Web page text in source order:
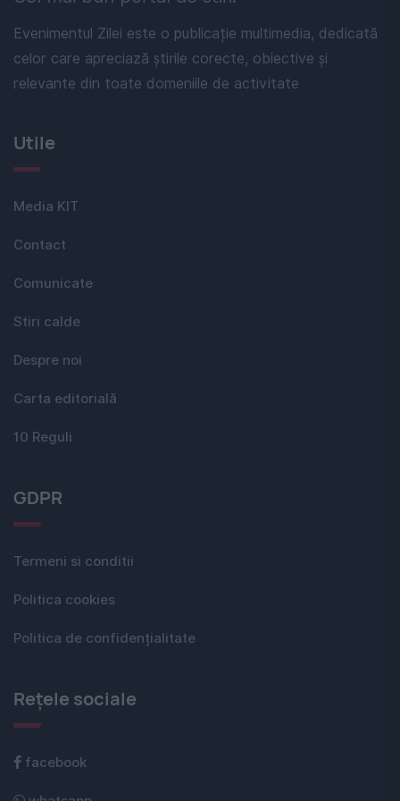
Evenimentul Zilei este o publicație multimedia, dedicată
celor care apreciază știrile corecte, obiective și
relevante din toate domeniile de activitate
Utile
Media KIT
Contact
Comunicate
Stiri calde
Despre noi
Carta editorială
10 Reguli
GDPR
Termeni si conditii
Politica cookies
Politica de confidențialitate
Rețele sociale
facebook